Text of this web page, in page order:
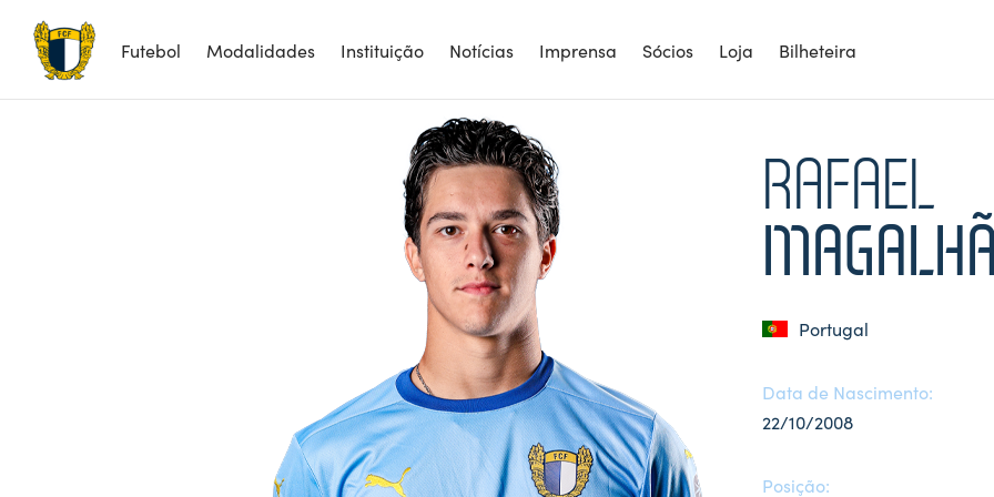
Futebol Modalidades Instituição Notícias Imprensa Sócios Loja Bilheteira
RAFAEL
Portugal
Data de Nascimento:
22/10/2008
Posição: